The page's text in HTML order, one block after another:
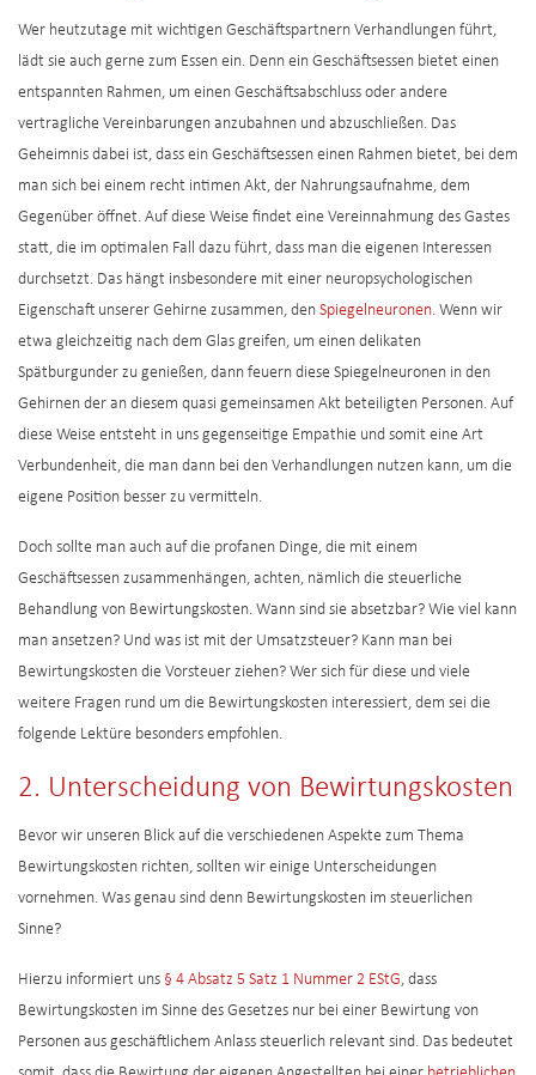
Wer heutzutage mit wichtigen Geschäftspartnern Verhandlungen führt,
lädt sie auch gerne zum Essen ein. Denn ein Geschäftsessen bietet einen
entspannten Rahmen, um einen Geschäftsabschluss oder andere
vertragliche Vereinbarungen anzubahnen und abzuschließen. Das
Geheimnis dabei ist, dass ein Geschäftsessen einen Rahmen bietet, bei dem
man sich bei einem recht intimen Akt, der Nahrungsaufnahme, dem
Gegenüber öffnet. Auf diese Weise findet eine Vereinnahmung des Gastes
statt, die im optimalen Fall dazu führt, dass man die eigenen Interessen
durchsetzt. Das hängt insbesondere mit einer neuropsychologischen
Eigenschaft unserer Gehirne zusammen, den Spiegelneuronen. Wenn wir
etwa gleichzeitig nach dem Glas greifen, um einen delikaten
Spätburgunder zu genießen, dann feuern diese Spiegelneuronen in den
Gehirnen der an diesem quasi gemeinsamen Akt beteiligten Personen. Auf
diese Weise entsteht in uns gegenseitige Empathie und somit eine Art
Verbundenheit, die man dann bei den Verhandlungen nutzen kann, um die
eigene Position besser zu vermitteln.
Doch sollte man auch auf die profanen Dinge, die mit einem
Geschäftsessen zusammenhängen, achten, nämlich die steuerliche
Behandlung von Bewirtungskosten. Wann sind sie absetzbar? Wie viel kann
man ansetzen? Und was ist mit der Umsatzsteuer? Kann man bei
Bewirtungskosten die Vorsteuer ziehen? Wer sich für diese und viele
weitere Fragen rund um die Bewirtungskosten interessiert, dem sei die
folgende Lektüre besonders empfohlen.
2. Unterscheidung von Bewirtungskosten
Bevor wir unseren Blick auf die verschiedenen Aspekte zum Thema
Bewirtungskosten richten, sollten wir einige Unterscheidungen
vornehmen. Was genau sind denn Bewirtungskosten im steuerlichen
Sinne?
Hierzu informiert uns § 4 Absatz 5 Satz 1 Nummer 2 EStG, dass
Bewirtungskosten im Sinne des Gesetzes nur bei einer Bewirtung von
Personen aus geschäftlichem Anlass steuerlich relevant sind. Das bedeutet